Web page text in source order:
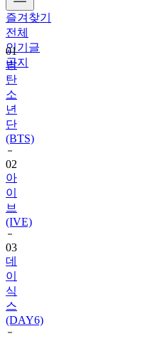
즐겨찾기
전체
인기글
공지
01
방
탄
소
년
단
(BTS)
02
아
이
브
(IVE)
03
데
이
식
스
(DAY6)
04
라